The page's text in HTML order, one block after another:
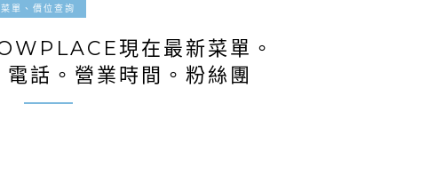
單、價位查詢
現在最新菜單。
話。營業時間。粉絲團